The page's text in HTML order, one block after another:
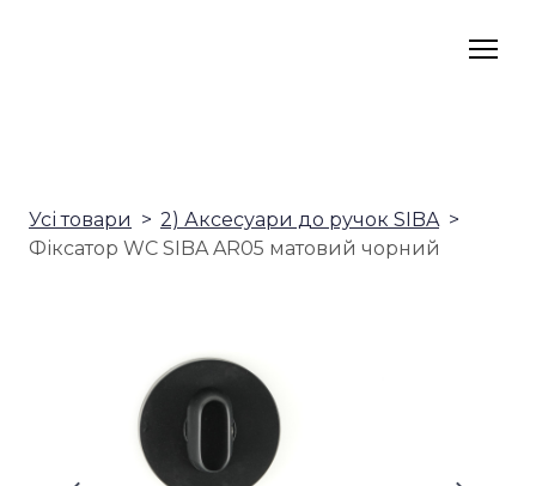
Усі товари
2) Аксесуари до ручок SIBA
Фіксатор WC SIBA AR05 матовий чорний